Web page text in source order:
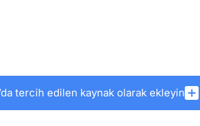
tercih edilen kaynak olarak ekleyin